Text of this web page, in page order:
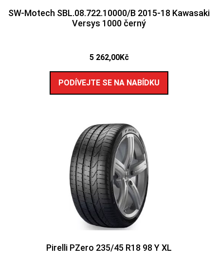
SW-Motech SBL.08.722.10000/B 2015-18 Kawasaki
Versys 1000 černý
5 262,00Kč
PODÍVEJTE SE NA NABÍDKU
Pirelli PZero 235/45 R18 98 Y XL